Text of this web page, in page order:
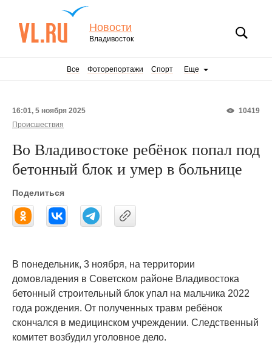
Новости
Владивосток
Все Фоторепортажи Спорт Еще
10419
16:01, 5 ноября 2025
Происшествия
Во Владивостоке ребёнок попал под
бетонный блок и умер в больнице
Поделиться
В понедельник, 3 ноября, на территории
домовладения в Советском районе Владивостока
бетонный строительный блок упал на мальчика 2022
года рождения. От полученных травм ребёнок
скончался в медицинском учреждении. Следственный
комитет возбудил уголовное дело.